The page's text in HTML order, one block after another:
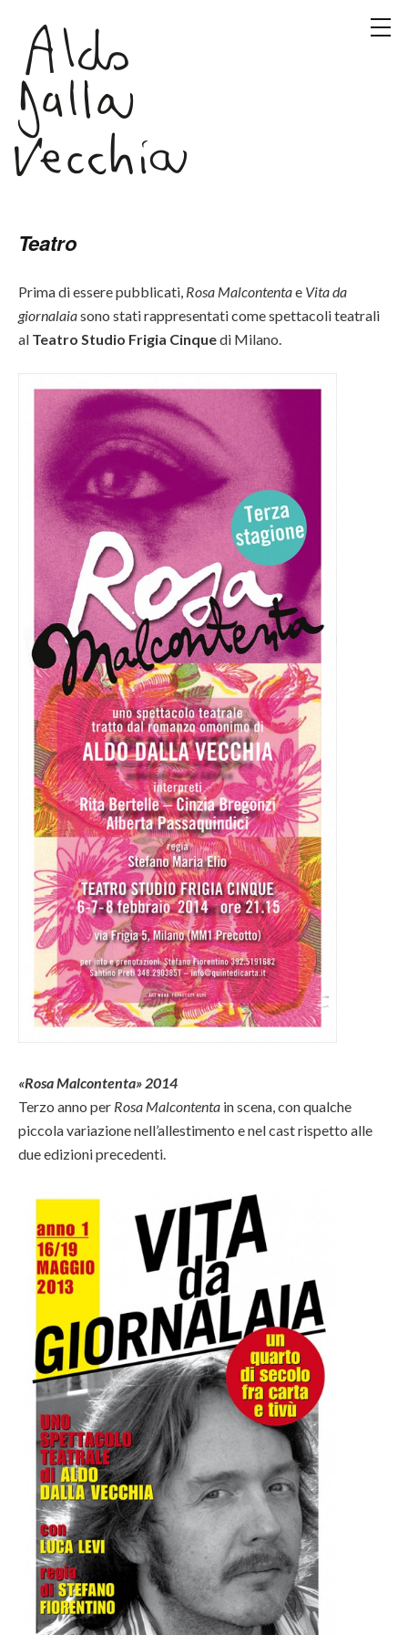
Teatro
Prima di essere pubblicati, Rosa Malcontentae Vita da
giornalaiasono stati rappresentati come spettacoli teatrali
al Teatro Studio Frigia Cinquedi Milano.
«Rosa Malcontenta» 2014
Terzo anno per Rosa Malcontenta in scena, con qualche
piccola variazione nell’allestimento e nel cast rispetto alle
due edizioni precedenti.